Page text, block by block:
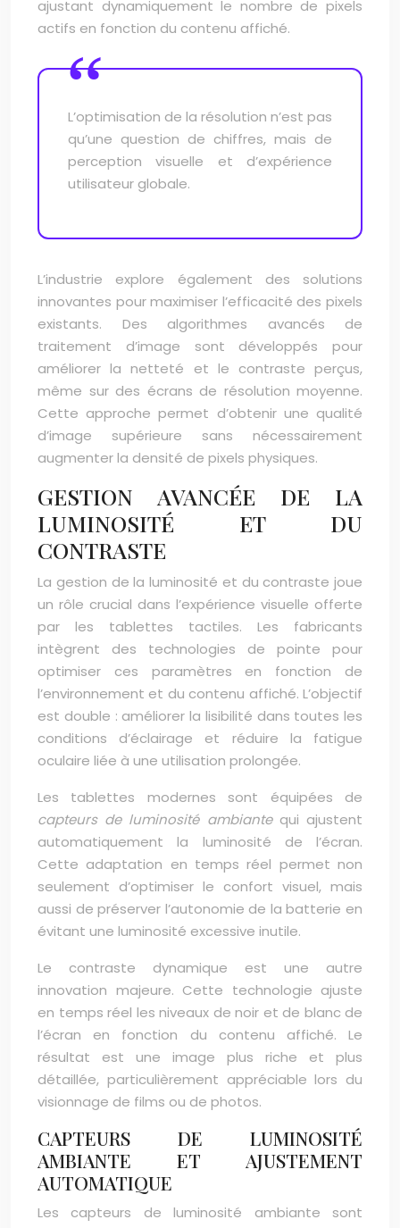
ajustant dynamiquement le nombre de pixels
actifs en fonction du contenu affiché.
L’optimisation de la résolution n’est pas
qu’une question de chiffres, mais de
perception visuelle et d’expérience
utilisateur globale.
L’industrie explore également des solutions
innovantes pour maximiser l’efficacité des pixels
existants. Des algorithmes avancés de
traitement d’image sont développés pour
améliorer la netteté et le contraste perçus,
même sur des écrans de résolution moyenne.
Cette approche permet d’obtenir une qualité
d’image supérieure sans nécessairement
augmenter la densité de pixels physiques.
GESTION AVANCÉE DE LA
LUMINOSITÉ ET DU
CONTRASTE
La gestion de la luminosité et du contraste joue
un rôle crucial dans l’expérience visuelle offerte
par les tablettes tactiles. Les fabricants
intègrent des technologies de pointe pour
optimiser ces paramètres en fonction de
l’environnement et du contenu affiché. L’objectif
est double : améliorer la lisibilité dans toutes les
conditions d’éclairage et réduire la fatigue
oculaire liée à une utilisation prolongée.
Les tablettes modernes sont équipées de
capteurs de luminosité ambiante qui ajustent
automatiquement la luminosité de l’écran.
Cette adaptation en temps réel permet non
seulement d’optimiser le confort visuel, mais
aussi de préserver l’autonomie de la batterie en
évitant une luminosité excessive inutile.
Le contraste dynamique est une autre
innovation majeure. Cette technologie ajuste
en temps réel les niveaux de noir et de blanc de
l’écran en fonction du contenu affiché. Le
résultat est une image plus riche et plus
détaillée, particulièrement appréciable lors du
visionnage de films ou de photos.
CAPTEURS DE LUMINOSITÉ
AMBIANTE ET AJUSTEMENT
AUTOMATIQUE
Les capteurs de luminosité ambiante sont